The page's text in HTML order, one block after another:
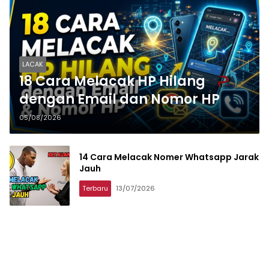
LACAK
18 Cara Melacak HP Hilang
dengan Email dan Nomor HP
05/08/2026
14 Cara Melacak Nomer Whatsapp Jarak
Jauh
Terbaru 13/07/2026